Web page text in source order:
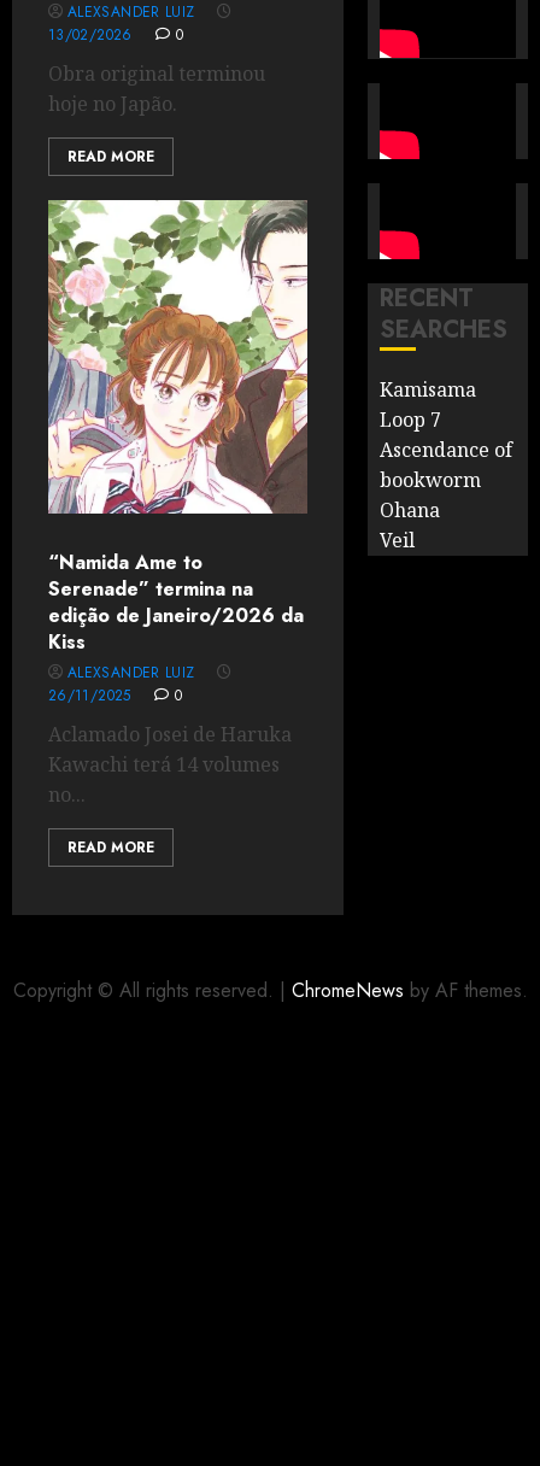
ALEXSANDER LUIZ
13/02/2026
0
Obra original terminou
hoje no Japão.
READ MORE
“Namida Ame to
Serenade” termina na
edição de Janeiro/2026 da
Kiss
ALEXSANDER LUIZ
26/11/2025
0
Aclamado Josei de Haruka
Kawachi terá 14 volumes
no...
READ MORE
RECENT
SEARCHES
Kamisama
Loop 7
Ascendance of
bookworm
Ohana
Veil
Copyright © All rights reserved. | ChromeNews by AF themes.